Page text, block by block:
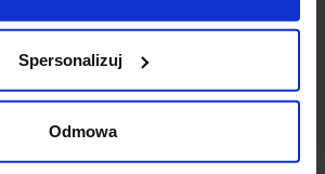
Spersonalizuj
Odmowa
LUCES TARTAGAL
LE71430 lampa
ogrodowa 6W
259,00 zł